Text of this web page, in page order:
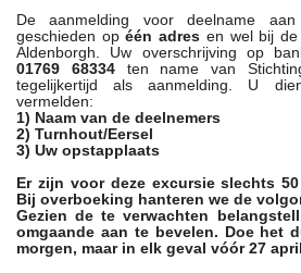
De aanmelding voor deelname
geschieden opéén adres en wel bij
Aldenborgh. Uw overschrijving op
01769 68334ten name van
tegelijkertijd als aanmelding. U
vermelden:
1) Naam van de deelnemers
2) Turnhout/Eersel
3) Uw opstapplaats
Er zijn voor deze excursie slechts
Bij overboeking hanteren we de
Gezien de te verwachten
omgaande aan te bevelen. Doe het
morgen, maar in elk geval vóór 27